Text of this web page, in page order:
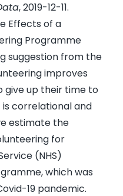
, 2019-12-11.
Effects of a
Programme
suggestion from the
improves
give up their time to
correlational and
estimate the
for
(NHS)
which was
19 pandemic.